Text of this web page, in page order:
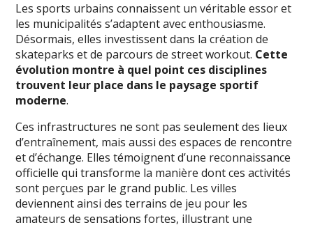
Les sports urbains connaissent un véritable essor et
les municipalités s’adaptent avec enthousiasme.
Désormais, elles investissent dans la création de
skateparks et de parcours de street workout. Cette
évolution montre à quel point ces disciplines
trouvent leur place dans le paysage sportif
moderne.
Ces infrastructures ne sont pas seulement des lieux
d’entraînement, mais aussi des espaces de rencontre
et d’échange. Elles témoignent d’une reconnaissance
officielle qui transforme la manière dont ces activités
sont perçues par le grand public. Les villes
deviennent ainsi des terrains de jeu pour les
amateurs de sensations fortes, illustrant une